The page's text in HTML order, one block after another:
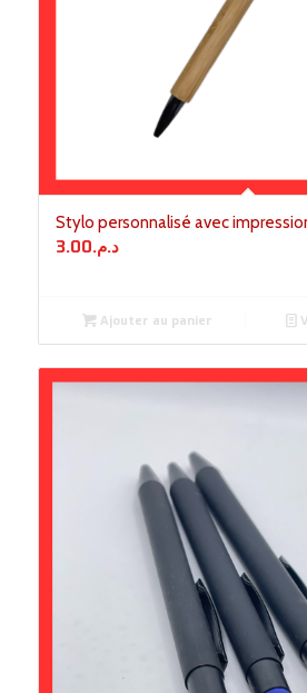
Stylo personnalisé avec
د.م.3.00
Ajouter au panier